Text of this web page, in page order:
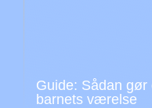
Guide: Sådan
barnets værelse